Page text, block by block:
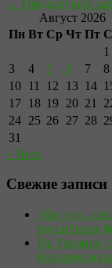
← Предыдущие
Август 2026
Пн Вт Ср Чт Пт
1
3
4 5 6 7 8
10
11 12 13 14
17
18 19 20 21
24 25 26 27 28
31
« Июл
Свежие записи
«Вы что,
российских
На Украине
боксеров на